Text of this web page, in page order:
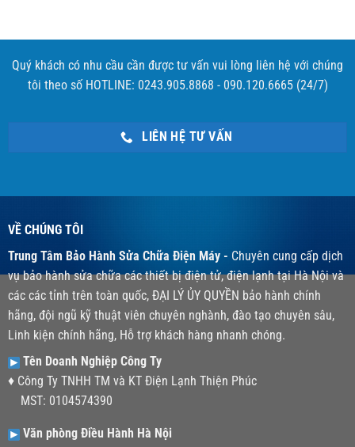
Quý khách có nhu cầu cần được tư vấn vui lòng liên hệ với chúng
tôi theo số HOTLINE: 0243.905.8868 - 090.120.6665 (24/7)
LIÊN HỆ TƯ VẤN
VỀ CHÚNG TÔI
Trung Tâm Bảo Hành Sửa Chữa Điện Máy - Chuyên cung cấp dịch
vụ bảo hành sửa chữa các thiết bị điện tử, điện lạnh tại Hà Nội và
các các tỉnh trên toàn quốc, ĐẠI LÝ ỦY QUYỀN bảo hành chính
hãng, đội ngũ kỹ thuật viên chuyên nghành, đào tạo chuyên sâu,
Linh kiện chính hãng, Hỗ trợ khách hàng nhanh chóng.
Tên Doanh Nghiệp Công Ty
♦ Công Ty TNHH TM và KT Điện Lạnh Thiện Phúc
MST: 0104574390
Văn phòng Điều Hành Hà Nội